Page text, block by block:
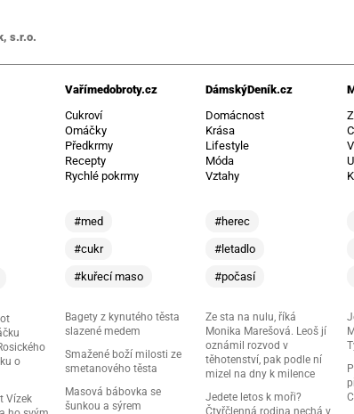
s.r.o.
o
Vízek
Vařímedobroty.cz
Cukroví
Omáčky
Předkrmy
Recepty
Rychlé pokrmy
#med
#cukr
#kuřecí maso
Bagety z kynutého těsta
slazené medem
Smažené boží milosti ze
smetanového těsta
Masová bábovka se
šunkou a sýrem
DámskýDeník.cz
Domácnost
Krása
Lifestyle
Móda
Vztahy
#herec
#letadlo
#počasí
Ze sta na nulu, říká
Monika Marešová. Leoš jí
oznámil rozvod v
těhotenství, pak podle ní
mizel na dny k milence
Jedete letos k moři?